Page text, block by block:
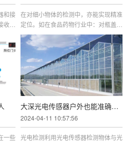
和接
器
并把光部分反 ...
在对细小物体的检测中，亦能实现精准
定位。如在食品药物行业中：对瓶盖、
小颗粒或薄片食品定位，制药设备对药
品的检测。加工机械行业：对精 ...
一些
大深光电传感器户外也能准确地检测物体有无
2024-04-11 10:57:56
光电检测利用光电传感器检测物体与光